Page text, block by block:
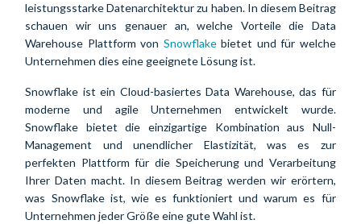
leistungsstarke Datenarchitektur zu haben. In diesem Beitrag
schauen wir uns genauer an, welche Vorteile die Data
Warehouse Plattform von Snowflakebietet und für welche
Unternehmen dies eine geeignete Lösung ist.
Snowflake ist ein Cloud-basiertes Data Warehouse, das für
moderne und agile Unternehmen entwickelt wurde.
Snowflake bietet die einzigartige Kombination aus Null-
Management und unendlicher Elastizität, was es zur
perfekten Plattform für die Speicherung und Verarbeitung
Ihrer Daten macht. In diesem Beitrag werden wir erörtern,
was Snowflake ist, wie es funktioniert und warum es für
Unternehmen jeder Größe eine gute Wahl ist.